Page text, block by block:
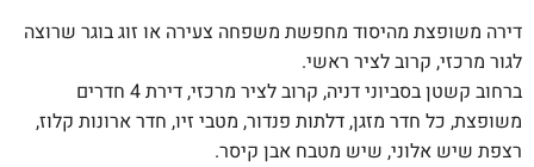
דירה משופצת מהיסוד מחפשת משפחה צעירה או זוג בוגר שרוצה
לגור מרכזי, קרוב לציר ראשי.
ברחוב קשטן בסביוני דניה, קרוב לציר מרכזי, דירת 4 חדרים
משופצת, כל חדר מזגן, דלתות פנדור, מטבי זיו, חדר ארונות קלוז,
רצפת שיש אלוני, שיש מטבח אבן קיסר.